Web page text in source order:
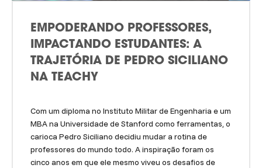
EMPODERANDO PROFESSORES,
IMPACTANDO ESTUDANTES: A
TRAJETÓRIA DE PEDRO SICILIANO
NA TEACHY
Com um diploma no Instituto Militar de Engenharia e um
MBA na Universidade de Stanford como ferramentas, o
carioca Pedro Siciliano decidiu mudar a rotina de
professores do mundo todo. A inspiração foram os
cinco anos em que ele mesmo viveu os desafios de